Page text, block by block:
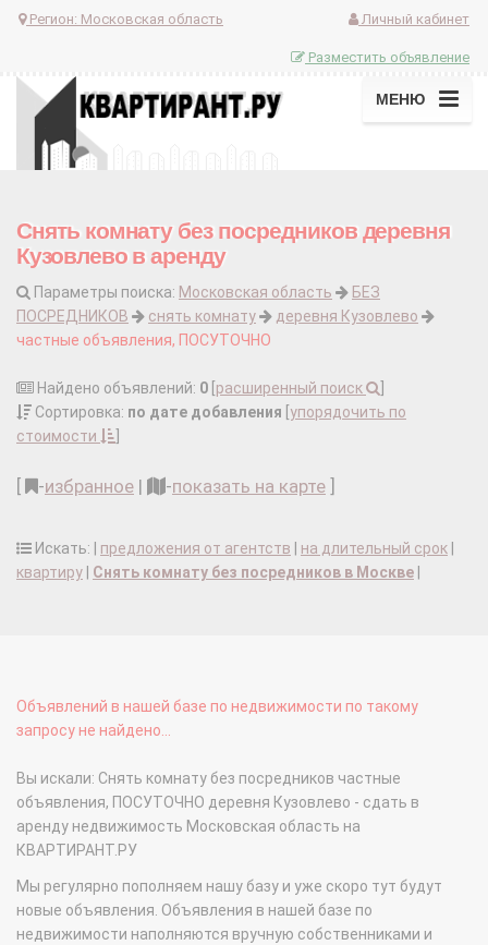
Регион: Московская область Личный кабинет
Разместить объявление
МЕНЮ
Снять комнату без посредников деревня
Кузовлево в аренду
Параметры поиска: Московская область
БЕЗ
ПОСРЕДНИКОВ
снять комнату
деревня Кузовлево
частные объявления, ПОСУТОЧНО
Найдено объявлений: 0 расширенный поиск
Сортировка: по дате добавления упорядочить по
стоимости
-избранное | -показать на карте
Искать: | предложения от агентств на длительный срок
квартиру
Снять комнату без посредников в Москве
Объявлений в нашей базе по недвижимости по такому
запросу не найдено...
Вы искали: Снять комнату без посредников частные
объявления, ПОСУТОЧНО деревня Кузовлево - сдать в
аренду недвижимость Московская область на
КВАРТИРАНТ.РУ
Мы регулярно пополняем нашу базу и уже скоро тут будут
новые объявления. Объявления в нашей базе по
недвижимости наполняются вручную собственниками и